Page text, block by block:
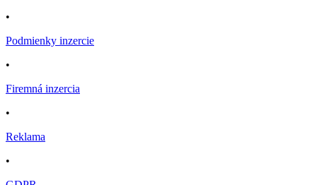
•
Podmienky inzercie
•
Firemná inzercia
•
Reklama
•